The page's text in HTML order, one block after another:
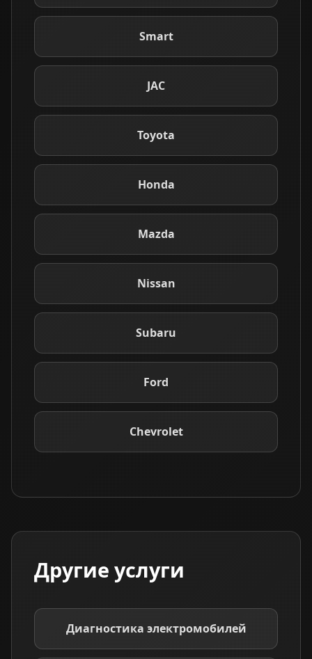
Smart
JAC
Toyota
Honda
Mazda
Nissan
Subaru
Ford
Chevrolet
Другие услуги
Диагностика электромобилей